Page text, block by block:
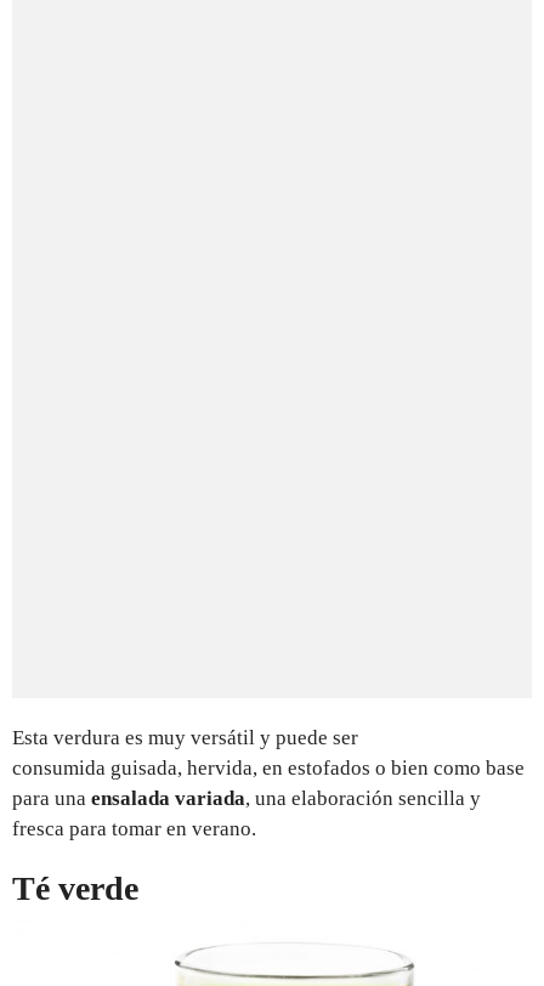
Esta verdura es muy versátil y puede ser
consumida guisada, hervida, en estofados o bien como base
para una ensalada variada, una elaboración sencilla y
fresca para tomar en verano.
Té verde